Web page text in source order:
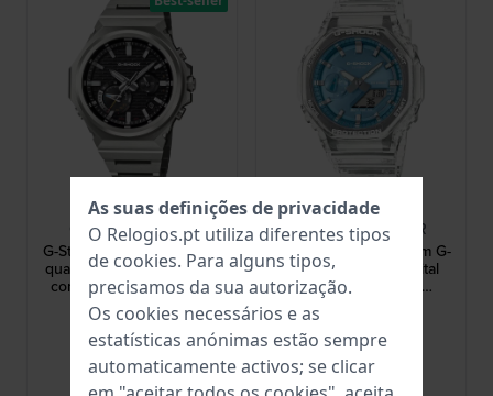
G-Shock
GST-B1000D-1AER
G-Steel 44 mm Relógio de
quartzo de aço inoxidável
com ligação Bluetooth e
alimentado a energia solar
399,00 €
● Em stock
G-Shock
GA-2100BM-7A2ER
Bright Metallic 45.4 mm G-
Shock analógico-digital
transparente com
mostrador metálico
● Em stock
As suas definições de privacidade
O Relogios.pt utiliza diferentes tipos
de cookies. Para alguns tipos,
precisamos da sua autorização.
Os cookies necessários e as
estatísticas anónimas estão sempre
automaticamente activos; se clicar